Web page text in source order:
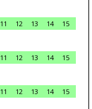
11 12 13 14
15
11 12 13 14
15
11 12 13 14
15